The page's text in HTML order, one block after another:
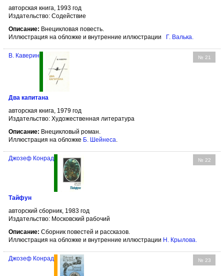
авторская книга, 1993 год
Издательство: Содействие
Описание: Внецикловая повесть.
Иллюстрация на обложке и внутренние иллюстрации
Г. Валька.
№ 21
В. Каверин
Два капитана
авторская книга, 1979 год
Издательство: Художественная литература
Описание: Внецикловый роман.
Иллюстрация на обложке Б. Шейнеса
№ 22
Джозеф Конрад
Тайфун
авторский сборник, 1983 год
Издательство: Московский рабочий
Описание: Сборник повестей и рассказов.
Иллюстрация на обложке и внутренние иллюстрации Н. Крылова
№ 23
Джозеф Конрад